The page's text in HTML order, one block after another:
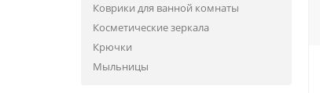
Коврики для ванной комнаты
Косметические зеркала
Крючки
Мыльницы